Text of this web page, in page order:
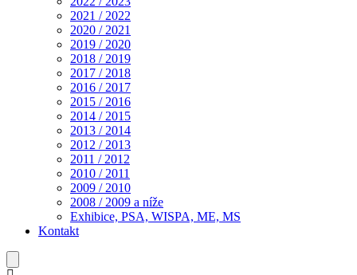
2021 / 2022
2020 / 2021
2019 / 2020
2018 / 2019
2017 / 2018
2016 / 2017
2015 / 2016
2014 / 2015
2013 / 2014
2012 / 2013
2011 / 2012
2010 / 2011
2009 / 2010
2008 / 2009 a níže
Exhibice, PSA, WISPA, ME, MS
Kontakt